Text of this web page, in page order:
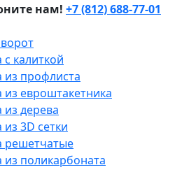
нам! +7 (812) 688-77-01
калиткой
из профлиста
евроштакетника
дерева
3D сетки
решетчатые
поликарбоната